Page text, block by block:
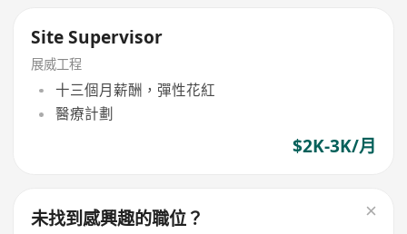
Site Supervisor
展威工程
十三個月薪酬，彈性花紅
醫療計劃
$2K-3K/月
未找到感興趣的職位？